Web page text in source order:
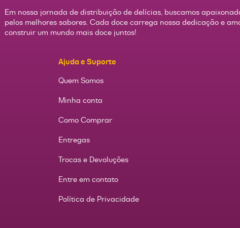
Em nossa jornada de distribuição de delícias, buscamos
pelos melhores sabores. Cada doce carrega nossa dedicação e
construir um mundo mais doce juntos!
Ajuda e Suporte
Quem Somos
Minha conta
Como Comprar
Entregas
Trocas e Devoluções
Entre em contato
Política de Privacidade